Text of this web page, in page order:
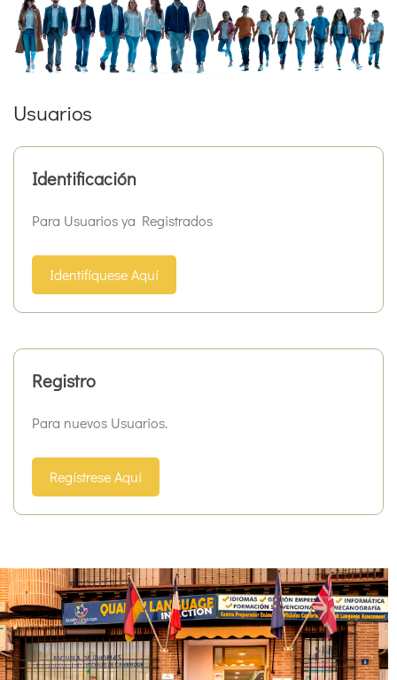
Usuarios
Identificación
Para Usuarios ya Registrados
Identifíquese Aquí
Registro
Para nuevos Usuarios.
Regístrese Aquí